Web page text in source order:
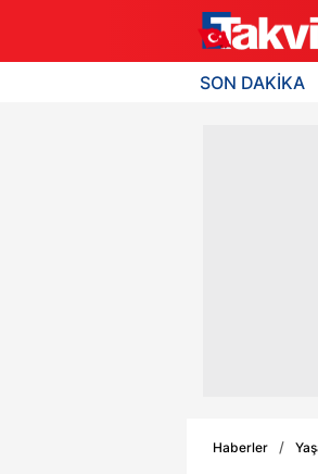
SON DAKİKA
Haberler